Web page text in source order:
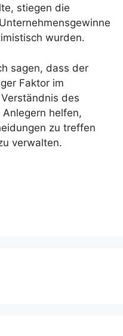
stiegen die
wurden.
sagen, dass der
Faktor im
des
helfen,
zu treffen
verwalten.